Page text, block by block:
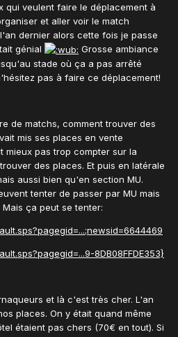
qui veulent faire le déplacement à
et aller voir le match
dernier alors cette fois je passe
génial
Grosse ambiance
stade où ça a pas arrêté
pas à faire ce déplacement!
de matchs, comment trouver des
mis ses places en vente
mieux pas trop compter sur la
des places. Et puis en latérale
aussi bien qu'en section MU.
tenter de passer par MU mais
ça peut se tenter:
8DB08FFDE353}
et là c'est très cher. L'an
places. On y était quand même
étaient pas chers (70€ en tout). Si